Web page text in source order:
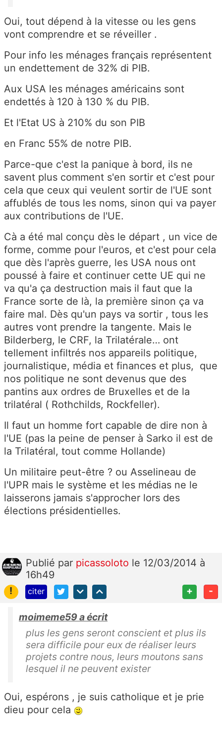
Oui, tout dépend à la vitesse ou les gens
vont comprendre et se réveiller .
Pour info les ménages français représentent
un endettement de 32% di PIB.
Aux USA les ménages américains sont
endettés à 120 à 130 % du PIB.
Et l'Etat US à 210% du son PIB
en Franc 55% de notre PIB.
Parce-que c'est la panique à bord, ils ne
savent plus comment s'en sortir et c'est pour
cela que ceux qui veulent sortir de l'UE sont
affublés de tous les noms, sinon qui va payer
aux contributions de l'UE.
Cà a été mal conçu dès le départ , un vice de
forme, comme pour l'euros, et c'est pour cela
que dès l'après guerre, les USA nous ont
poussé à faire et continuer cette UE qui ne
va qu'a ça destruction mais il faut que la
France sorte de là, la première sinon ça va
faire mal. Dès qu'un pays va sortir , tous les
autres vont prendre la tangente. Mais le
Bilderberg, le CRF, la Trilatérale… ont
tellement infiltrés nos appareils politique,
journalistique, média et finances et plus, que
nos politique ne sont devenus que des
pantins aux ordres de Bruxelles et de la
trilatéral ( Rothchilds, Rockfeller).
Il faut un homme fort capable de dire non à
l'UE (pas la peine de penser à Sarko il est de
la Trilatéral, tout comme Hollande)
Un militaire peut-être ? ou Asselineau de
l'UPR mais le système et les médias ne le
laisserons jamais s'approcher lors des
élections présidentielles.
Publié par picassoloto le 12/03/2014 à
16h49
!
citer + -
moimeme59 a écrit
plus les gens seront conscient et plus ils
sera difficile pour eux de réaliser leurs
projets contre nous, leurs moutons sans
lesquel il ne peuvent exister
Oui, espérons , je suis catholique et je prie
dieu pour cela